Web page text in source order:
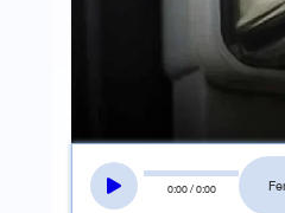
0:00/0:00